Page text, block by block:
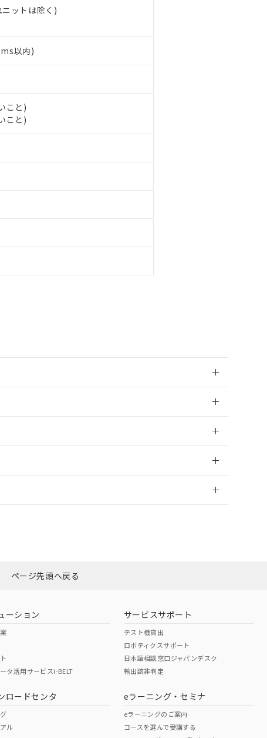
ットは除く)
以内)
こと)
こと)
ら
O
（アメリカ
この製品の規格認証/適合状況ページへ
その他の認証はこちらのページからご検索ください
ページ先頭へ戻る
ーション
タ活用サービスi-BELT
ロードセンタ
ル
サービスサポート
テスト機貸出
ロボティクスサポート
日本語相談窓口ジャパンデスク
輸出該非判定
eラーニング・セミナ
eラーニングのご案内
コースを選んで受講する